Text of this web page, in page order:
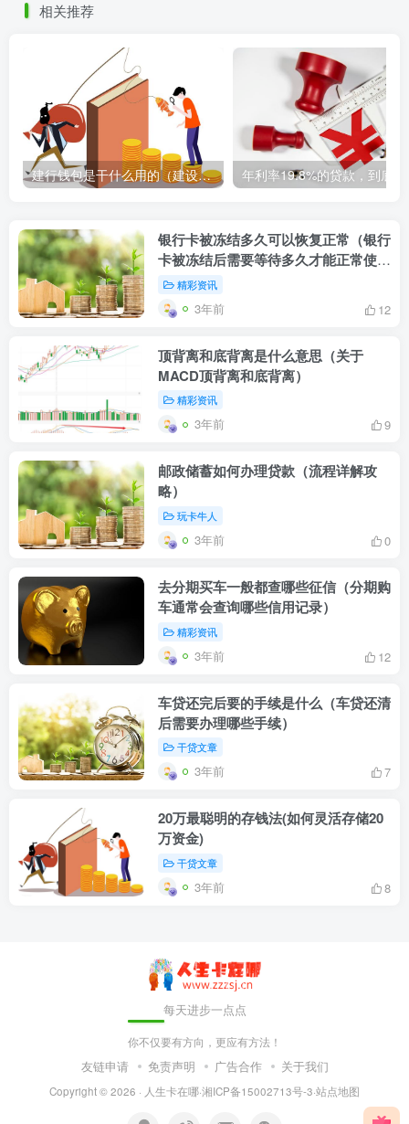
相关推荐
建行钱包是干什么用的（建设银行钱包的功能和用途简介）
银行卡被冻结多久可以恢复正常（银行
卡被冻结后需要等待多久才能正常使
用）精彩资讯
3年前 12
顶背离和底背离是什么意思（关于
MACD顶背离和底背离）
精彩资讯
3年前 9
邮政储蓄如何办理贷款（流程详解攻
略）
玩卡牛人
3年前 0
去分期买车一般都查哪些征信（分期购
车通常会查询哪些信用记录）
精彩资讯
3年前 12
车贷还完后要的手续是什么（车贷还清
后需要办理哪些手续）
干贷文章
3年前 7
20万最聪明的存钱法(如何灵活存储20
万资金)
干贷文章
3年前 8
每天进步一点点
你不仅要有方向，更应有方法！
友链申请 免责声明 广告合作 关于我们
Copyright © 2026 · 人生卡在哪·湘ICP备15002713号-3·站点地图